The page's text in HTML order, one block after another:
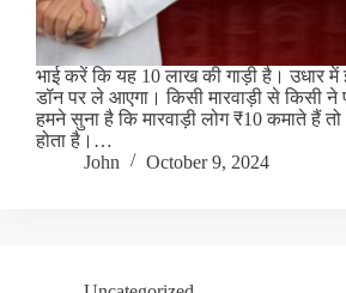
भाई करें कि यह 10 लाख की गाड़ी है। उधार
डॉन पर ले आएगा। किसी मारवाड़ी से किसी ने
हमने सुना है कि मारवाड़ी लोग ₹10 कमाते हैं
होता है।…
John
October 9, 2024